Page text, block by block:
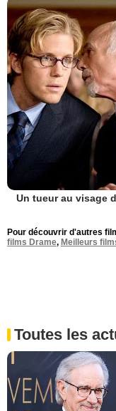
Un tueur au visage
Pour découvrir d'autres
films Drame, Meilleurs
Toutes les